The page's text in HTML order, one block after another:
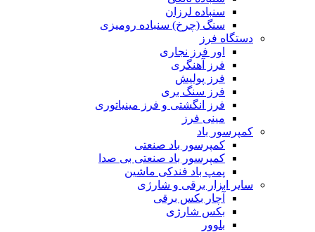
سنباده لرزان
سنگ (چرخ) سنباده رومیزی
دستگاه فرز
اور فرز نجاری
فرز آهنگری
فرز پولیش
فرز سنگ بری
فرز انگشتی و فرز مینیاتوری
مینی فرز
کمپرسور باد
کمپرسور باد صنعتی
کمپرسور باد صنعتی بی صدا
پمپ باد فندکی ماشین
سایر ابزار برقی و شارژی
آچار بکس برقی
بکس شارژی
بلوور